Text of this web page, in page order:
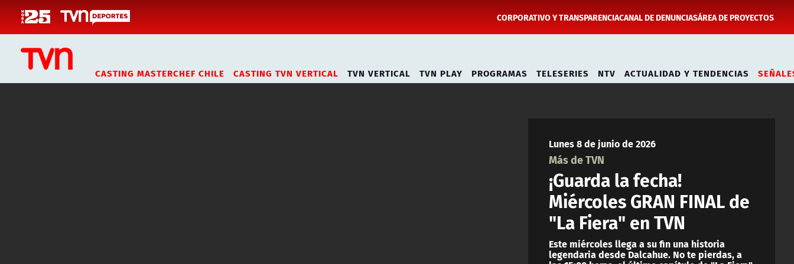
CORPORATIVO Y TRANSPARENCIACANAL DE DENUNCIASÁREA DE PROYECTOS
CASTING MASTERCHEF CHILE CASTING TVN VERTICAL TVN VERTICAL TVN PLAY PROGRAMAS TELESERIES NTV ACTUALIDAD Y TENDENCIAS
Lunes 8 de junio de 2026
Más de TVN
¡Guarda la fecha!
Miércoles GRAN FINAL de
"La Fiera" en TVN
Este miércoles llega a su fin una historia
legendaria desde Dalcahue. No te pierdas, a